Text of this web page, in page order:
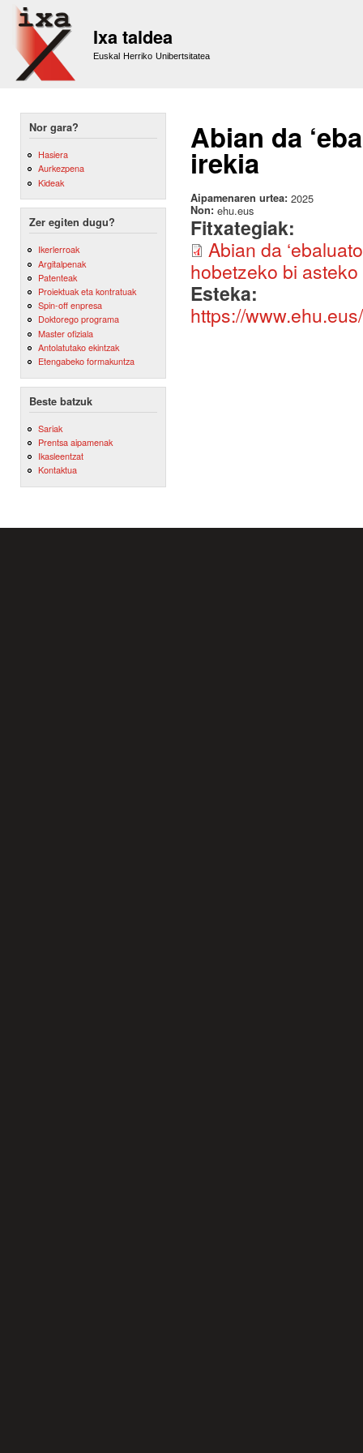
Ixa taldea
Euskal Herriko Unibertsitatea
Nor gara?
Hasiera
Aurkezpena
Kideak
Zer egiten dugu?
Ikerlerroak
Argitalpenak
Patenteak
Proiektuak eta kontratuak
Spin-off enpresa
Doktorego programa
Master ofiziala
Antolatutako ekintzak
Etengabeko formakuntza
Beste batzuk
Sariak
Prentsa aipamenak
Ikasleentzat
Kontaktua
Abian da
irekia
Aipamenaren urtea: 2025
Non: ehu.eus
Fitxategiak:
Abian da
hobetzeko bi
Esteka:
https://